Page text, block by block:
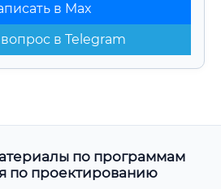
в Max
вопрос в Telegram
по программам
по проектированию